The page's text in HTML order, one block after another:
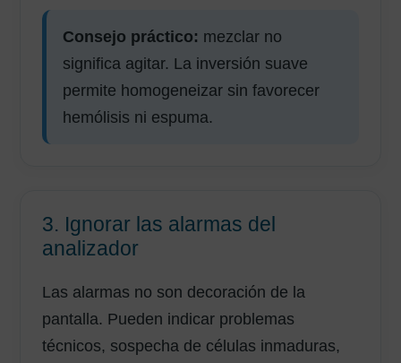
Consejo práctico: mezclar no
significa agitar. La inversión suave
permite homogeneizar sin favorecer
hemólisis ni espuma.
3. Ignorar las alarmas del
analizador
Las alarmas no son decoración de la
pantalla. Pueden indicar problemas
técnicos, sospecha de células inmaduras,